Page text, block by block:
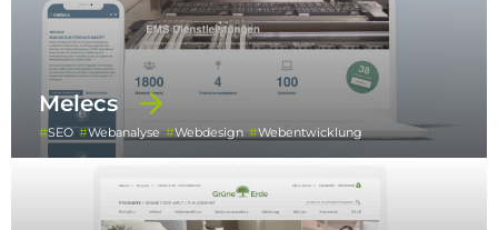
Melecs
SEO Webanalyse Webdesign Webentwicklung